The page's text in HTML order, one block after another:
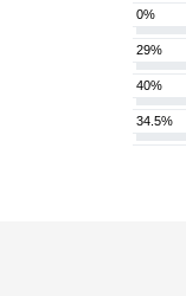
0%
29%
40%
34.5%